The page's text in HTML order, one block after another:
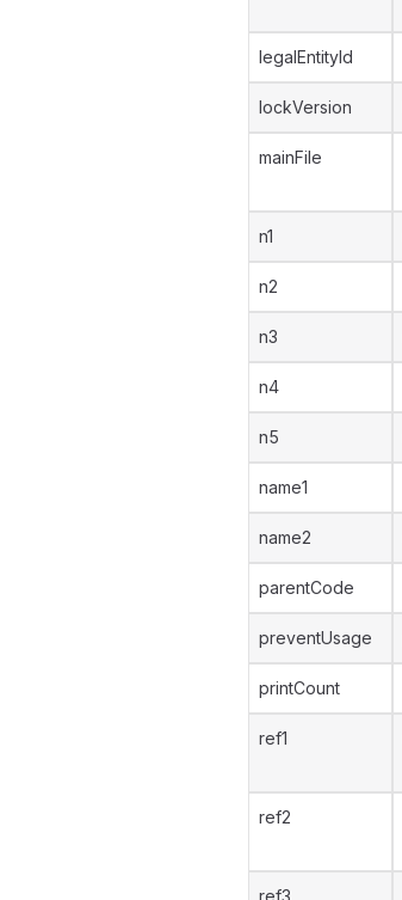
legalEntityId
lockVersion
mainFile
n1
n2
n3
n4
n5
name1
name2
parentCode
preventUsage
printCount
ref1
ref2
ref3